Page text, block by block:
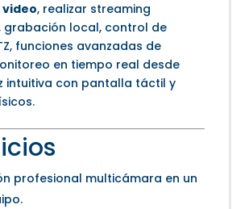
video, realizar streaming
grabación local, control de
funciones avanzadas de
en tiempo real desde
intuitiva con pantalla táctil y
profesional multicámara en un